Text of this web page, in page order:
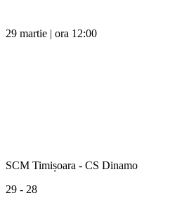
29 martie | ora 12:00
SCM Timișoara - CS Dinamo
29 - 28